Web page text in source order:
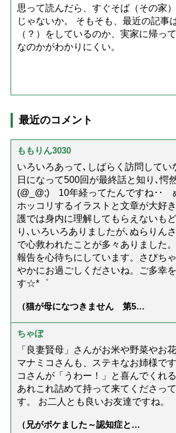
思って読んだら、すぐそば（その家
じゃないか。 そもそも、最近の記事
（？）をしているのか、実家に帰っ
なのかがわかりにくい。
最近のコメント
ももりん3030
いろいろあって､しばらく訪問してい
日になって500回が最終話と知り､愕
(@_@;) 10年経ってたんですね･･
ホッコリするイラストと文章が大
護では身内に理解してもらえないも
り､いろいろありましたが､ぬらりん
で心救われたことが多々ありました
報告を心待ちにしています。さびち
やかにお過ごしくださいね。ご多幸
す☆*゜
（猫が母になつきません 第500
ちゃぼ
「良妻賢母」さんがお米や野菜やお
マナミコさんも、ステキなお姉様で
コさんが「うわー！」と喜んでくれ
あれこれ詰めて持って来てくださっ
す。 お二人とも良いお友達ですね。
（兄がボケました～認知症と介